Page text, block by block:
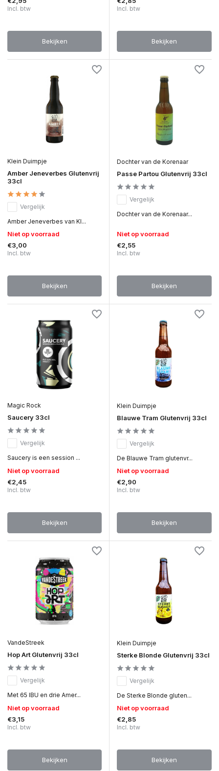
Incl. btw
Bekijken
Incl. btw
Bekijken
Klein Duimpje
Amber Jeneverbes Glutenvrij
33cl
Vergelijk
Amber Jeneverbes van Kl...
Niet op voorraad
€3,00
Incl. btw
Bekijken
Dochter van de Korenaar
Passe Partou Glutenvrij 33cl
Vergelijk
Dochter van de Korenaar...
Niet op voorraad
€2,55
Incl. btw
Bekijken
Magic Rock
Saucery 33cl
Vergelijk
Saucery is een session ...
Niet op voorraad
€2,45
Incl. btw
Bekijken
Klein Duimpje
Blauwe Tram Glutenvrij 33cl
Vergelijk
De Blauwe Tram glutenvr...
Niet op voorraad
€2,90
Incl. btw
Bekijken
VandeStreek
Hop Art Glutenvrij 33cl
Vergelijk
Met 65 IBU en drie Amer...
Niet op voorraad
€3,15
Incl. btw
Bekijken
Klein Duimpje
Sterke Blonde Glutenvrij 33cl
Vergelijk
De Sterke Blonde gluten...
Niet op voorraad
€2,85
Incl. btw
Bekijken